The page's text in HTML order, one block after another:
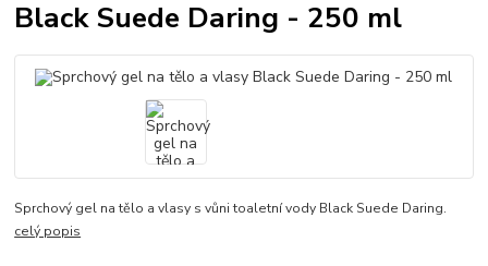
Black Suede Daring - 250 ml
Sprchový gel na tělo a vlasy s vůni toaletní vody Black Suede Daring.
celý popis